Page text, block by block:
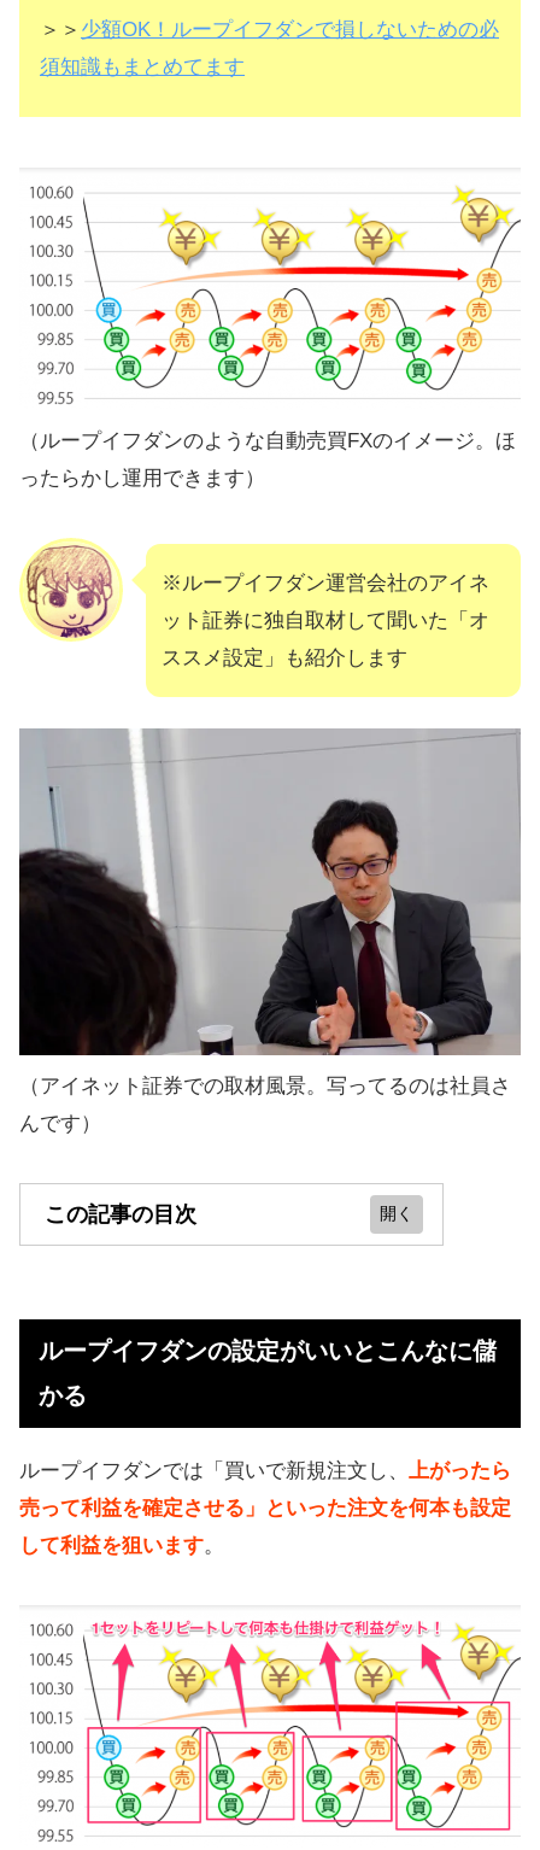
＞＞ 少額OK！ループイフダンで損しないための必
須知識もまとめてます
（ループイフダンのような自動売買FXのイメージ。ほ
ったらかし運用できます）
※ループイフダン運営会社のアイネ
ット証券に独自取材して聞いた「オ
ススメ設定」も紹介します
（アイネット証券での取材風景。写ってるのは社員さ
んです）
この記事の目次
なに儲かる
ループイフダンの設定でのポイント
スワップの毎日の支払いに注意しよ
【結論】ループイフダンのおすすめ
設定
可能）
ループイフダンでの失敗（損失）を
防ぐ
損しないために大切なこと
【補足】始めどきがわからない初心
者は自動売買を
ループイフダンの設定がいいとこんなに儲
かる
ループイフダンでは「買いで新規注文し、 上がったら
売って利益を確定させる」といった注文を何本も設定
して利益を狙います。